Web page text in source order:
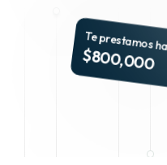
Te prestamos
$800,000